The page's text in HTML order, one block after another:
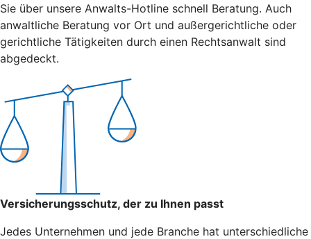
Sie über unsere Anwalts-Hotline schnell Beratung. Auch
anwaltliche Beratung vor Ort und außergerichtliche oder
gerichtliche Tätigkeiten durch einen Rechtsanwalt sind
abgedeckt.
Versicherungsschutz, der zu Ihnen passt
Jedes Unternehmen und jede Branche hat unterschiedliche